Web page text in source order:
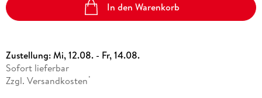
In den Warenkorb
Zustellung:Mi, 12.08. - Fr, 14.08.
Sofort lieferbar
Zzgl. Versandkosten *